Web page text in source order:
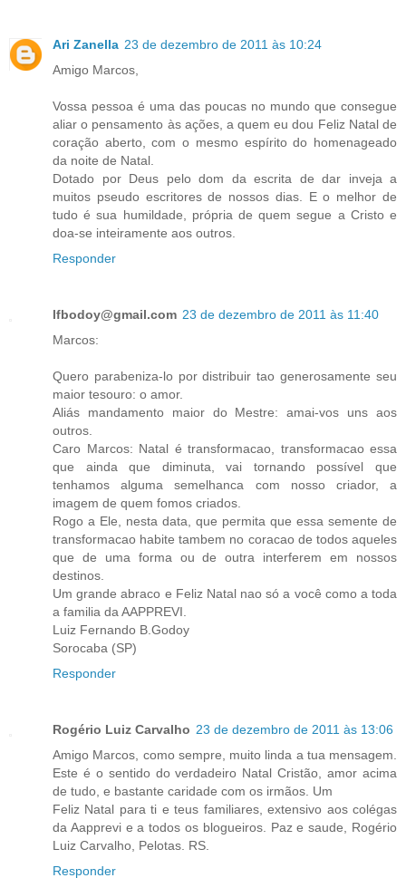
Ari Zanella 23 de dezembro de 2011 às 10:24
Amigo Marcos,
Vossa pessoa é uma das poucas no mundo que consegue
aliar o pensamento às ações, a quem eu dou Feliz Natal de
coração aberto, com o mesmo espírito do homenageado
da noite de Natal.
Dotado por Deus pelo dom da escrita de dar inveja a
muitos pseudo escritores de nossos dias. E o melhor de
tudo é sua humildade, própria de quem segue a Cristo e
doa-se inteiramente aos outros.
Responder
lfbodoy@gmail.com 23 de dezembro de 2011 às 11:40
Marcos:
Quero parabeniza-lo por distribuir tao generosamente seu
maior tesouro: o amor.
Aliás mandamento maior do Mestre: amai-vos uns aos
outros.
Caro Marcos: Natal é transformacao, transformacao essa
que ainda que diminuta, vai tornando possível que
tenhamos alguma semelhanca com nosso criador, a
imagem de quem fomos criados.
Rogo a Ele, nesta data, que permita que essa semente de
transformacao habite tambem no coracao de todos aqueles
que de uma forma ou de outra interferem em nossos
destinos.
Um grande abraco e Feliz Natal nao só a você como a toda
a familia da AAPPREVI.
Luiz Fernando B.Godoy
Sorocaba (SP)
Responder
Rogério Luiz Carvalho 23 de dezembro de 2011 às 13:06
Amigo Marcos, como sempre, muito linda a tua mensagem.
Este é o sentido do verdadeiro Natal Cristão, amor acima
de tudo, e bastante caridade com os irmãos. Um
Feliz Natal para ti e teus familiares, extensivo aos colégas
da Aapprevi e a todos os blogueiros. Paz e saude, Rogério
Luiz Carvalho, Pelotas. RS.
Responder